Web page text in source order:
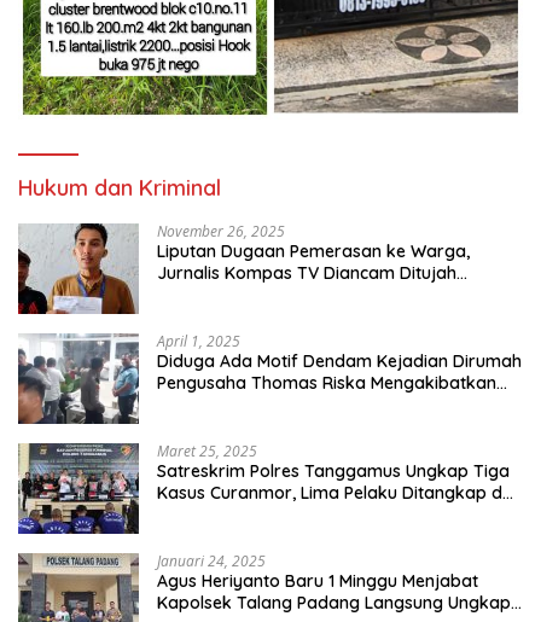
Hukum dan Kriminal
November 26, 2025
Liputan Dugaan Pemerasan ke Warga,
Jurnalis Kompas TV Diancam Ditujah
April 1, 2025
Diduga Ada Motif Dendam Kejadian Dirumah
Pengusaha Thomas Riska Mengakibatkan
Maret 25, 2025
Satreskrim Polres Tanggamus Ungkap Tiga
Kasus Curanmor, Lima Pelaku Ditangkap dan
Januari 24, 2025
Agus Heriyanto Baru 1 Minggu Menjabat
Kapolsek Talang Padang Langsung Ungkap